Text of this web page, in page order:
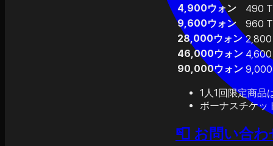
4,900ウォン
490
9,600ウォン
960
28,000ウォン
46,000ウォン
90,000ウォン
1人1回限定商品
ボーナスチケ
📮 お問い合わ